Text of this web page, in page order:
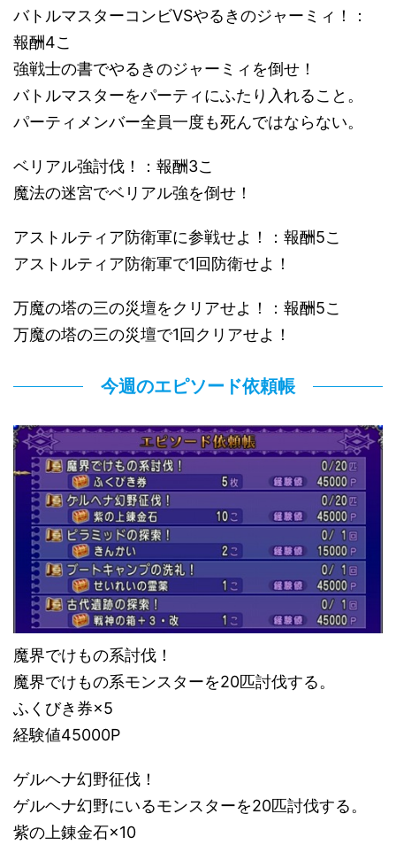
バトルマスターコンビVSやるきのジャーミィ！：
報酬4こ
強戦士の書でやるきのジャーミィを倒せ！
バトルマスターをパーティにふたり入れること。
パーティメンバー全員一度も死んではならない。
ベリアル強討伐！：報酬3こ
魔法の迷宮でベリアル強を倒せ！
アストルティア防衛軍に参戦せよ！：報酬5こ
アストルティア防衛軍で1回防衛せよ！
万魔の塔の三の災壇をクリアせよ！：報酬5こ
万魔の塔の三の災壇で1回クリアせよ！
今週のエピソード依頼帳
魔界でけもの系討伐！
魔界でけもの系モンスターを20匹討伐する。
ふくびき券×5
経験値45000P
ゲルヘナ幻野征伐！
ゲルヘナ幻野にいるモンスターを20匹討伐する。
紫の上錬金石×10